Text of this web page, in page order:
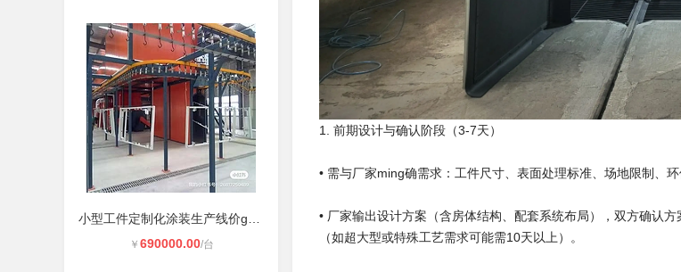
￥ 690000.00/台
1. 前期设计与确认阶段（3-7天）
• 需与厂家ming确需求：工件尺寸、表面处理标准、场地限制、环
• 厂家输出设计方案（含房体结构、配套系统布局），双方确认
（如超大型或特殊工艺需求可能需10天以上）。